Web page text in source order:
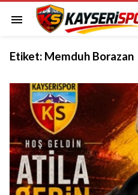
menu
Etiket: Memduh Borazan